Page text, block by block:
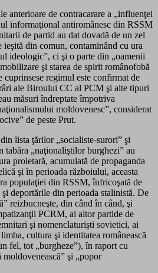
anterioare de contracarare a „influenţei
informaţional antiromânesc din RSSM
de partid au dat dovadă de un zel
ieşită din comun, contaminând cu ura
ideologic”, ci şi o parte din „oamenii
şi starea de spirit românofobă
cuprinsese regimul este confirmat de
ale Biroului CC al PCM şi alte tipuri
măsuri îndreptate împotriva
moldovenesc”, considerat
de peste Prut.
lista ţărilor „socialiste-surori” şi
tabăra „naţionaliştilor burghezi” au
proletară, acumulată de propaganda
şi în perioada războiului, aceasta
populaţiei din RSSM, înfricoşată de
deportările din perioada stalinistă. De
reizbucneşte, din când în când, şi
PCRM, ai altor partide de
şi nomenclaturişti sovietici, ai
cultura şi identitatea românească
fel, tot „burgheze”), în raport cu
şi „popor